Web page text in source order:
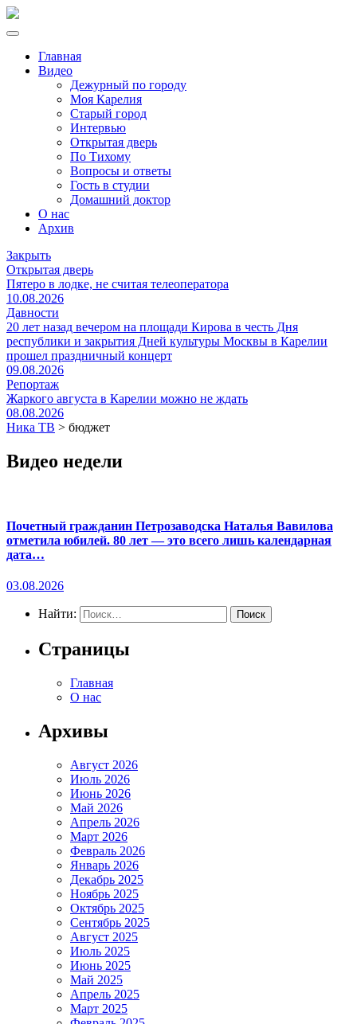
Главная
Видео
Дежурный по городу
Моя Карелия
Старый город
Интервью
Открытая дверь
По Тихому
Вопросы и ответы
Гость в студии
Домашний доктор
О нас
Архив
Закрыть
Открытая дверь
Пятеро в лодке, не считая телеоператора
10.08.2026
Давности
20 лет назад вечером на площади Кирова в честь Дня
республики и закрытия Дней культуры Москвы в Карелии
прошел праздничный концерт
09.08.2026
Репортаж
Жаркого августа в Карелии можно не ждать
08.08.2026
Ника ТВ > бюджет
Видео недели
Почетный гражданин Петрозаводска Наталья Вавилова
отметила юбилей. 80 лет — это всего лишь календарная
дата…
03.08.2026
Найти:
Страницы
Главная
О нас
Архивы
Август 2026
Июль 2026
Июнь 2026
Май 2026
Апрель 2026
Март 2026
Февраль 2026
Январь 2026
Декабрь 2025
Ноябрь 2025
Октябрь 2025
Сентябрь 2025
Август 2025
Июль 2025
Июнь 2025
Май 2025
Апрель 2025
Март 2025